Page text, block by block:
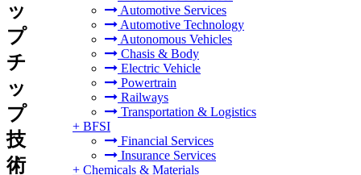
Automotive Services
Automotive Technology
Autonomous Vehicles
Chasis & Body
Electric Vehicle
Powertrain
Railways
Transportation & Logistics
+ BFSI
Financial Services
Insurance Services
+ Chemicals & Materials
ッ
プ
チ
ッ
プ
技
術